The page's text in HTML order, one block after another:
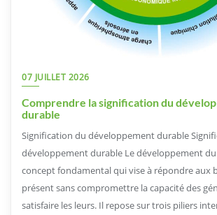
07 JUILLET 2026
Comprendre la signification du
durable
Signification du développement durable
développement durable Le développement
concept fondamental qui vise à répondre aux
présent sans compromettre la capacité des
satisfaire les leurs. Il repose sur trois piliers